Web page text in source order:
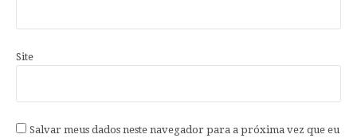
Site
Salvar meus dados neste navegador para a próxima vez que eu